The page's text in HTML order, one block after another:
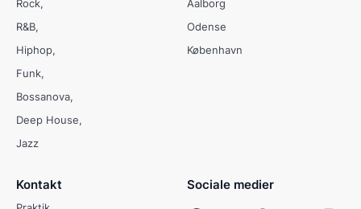
Rock
R&B
Hiphop
Funk
Bossanova
Deep House
Jazz
Aalborg
Odense
København
Kontakt Sociale medier